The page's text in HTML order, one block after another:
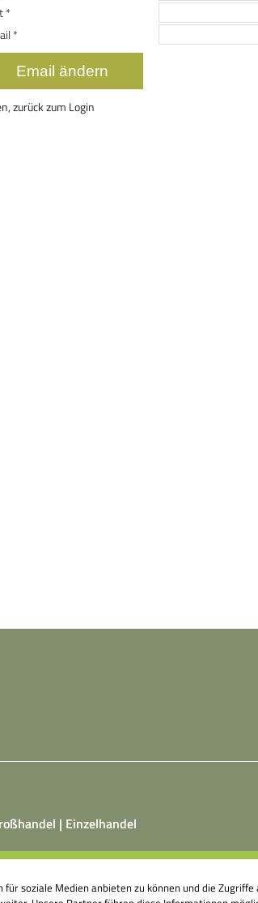
*
*
zurück zum Login
| Einzelhandel
Hefepilzen, Milchsäurebakterien in
soziale Medien anbieten zu können und die